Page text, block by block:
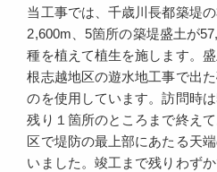
当工事では、千歳川長都築堤
2,600m、5箇所の築堤盛土が
種を植えて植生を施します。
根志越地区の遊水地工事で出
のを使用しています。訪問時
残り１箇所のところまで終え
区で堤防の最上部にあたる天
いました。竣工まで残りわず